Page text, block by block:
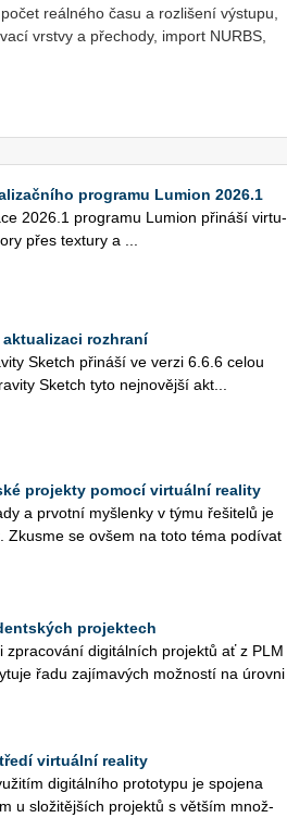
reálného času a rozlišení výstupu,
vrstvy a přechody, import NURBS,
programu Lumion 2026.1
2026.1 pro­gra­mu Lu­mi­on při­ná­ší vir­tu­
přes tex­tu­ry a ...
rozhraní
Sketch při­ná­ší ve verzi 6.6.6 celou
Sketch tyto nej­no­věj­ší ak­t...
projekty pomocí virtuální reality
a pr­vot­ní myš­len­ky v týmu ře­ši­te­lů je
Zkus­me se ovšem na toto téma po­dí­vat
projektech
zpra­co­vá­ní di­gi­tál­ních pro­jek­tů ať z PLM
řadu za­jí­ma­vých mož­nos­tí na úrov­ni
virtuální reality
di­gi­tál­ní­ho pro­to­ty­pu je spo­je­na
u slo­ži­těj­ších pro­jek­tů s vět­ším množ­